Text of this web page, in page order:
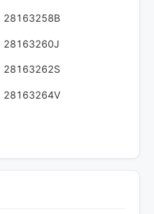
28163258B
28163260J
28163262S
28163264V